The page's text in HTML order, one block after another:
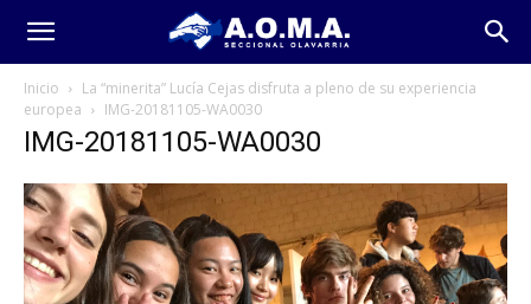
Inicio
La “minerita” Lucía Cejas disfruta a pleno de su experiencia
europea
IMG-20181105-WA0030
IMG-20181105-WA0030